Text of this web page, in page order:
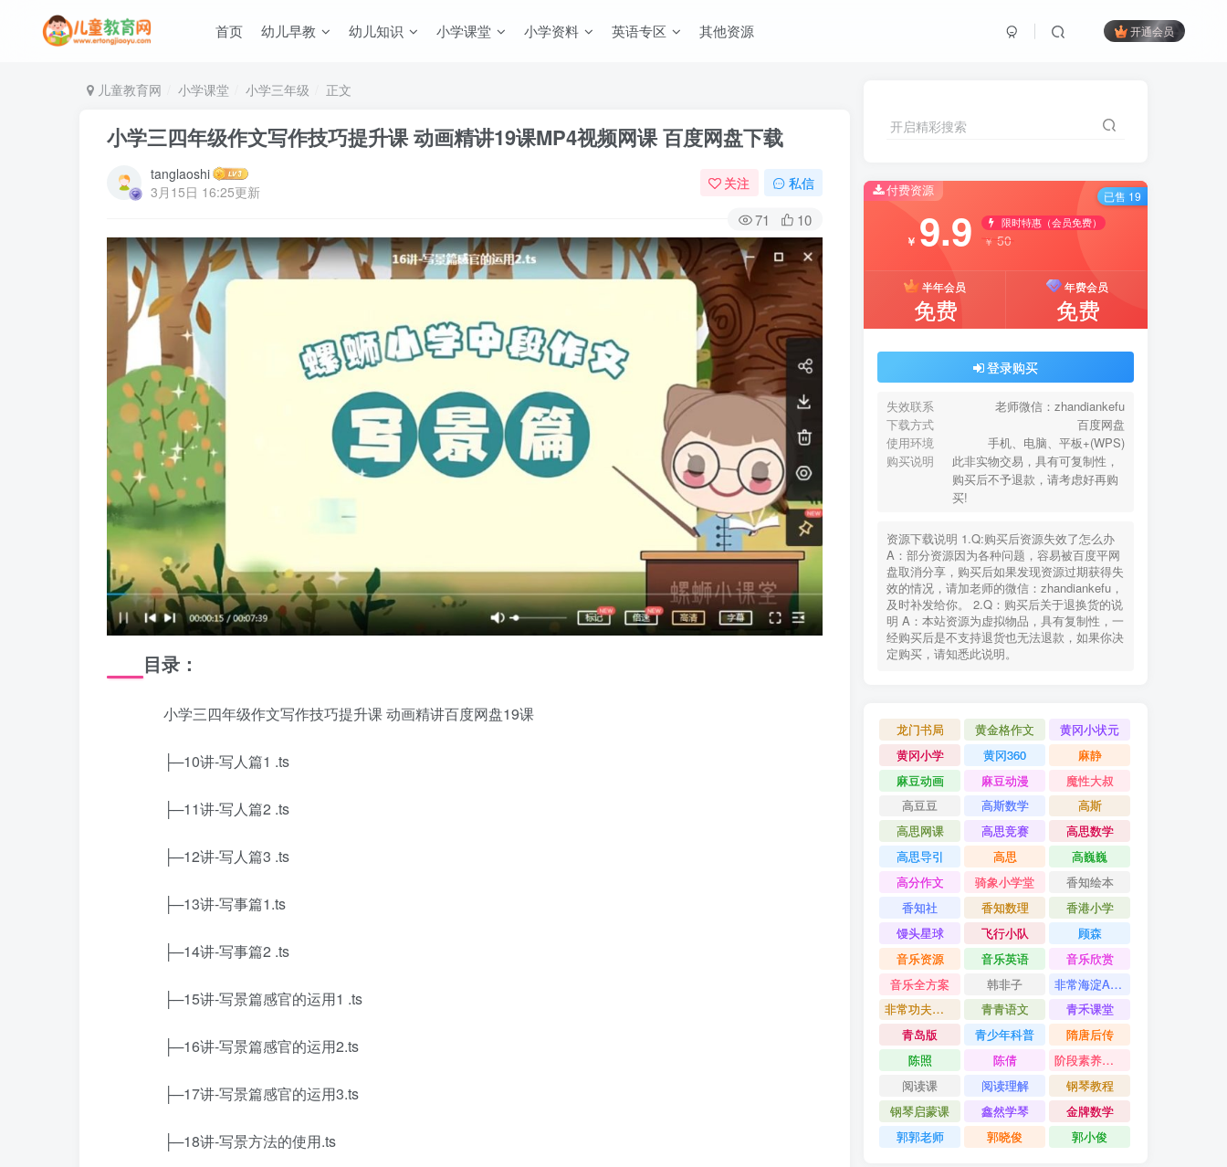
首页 幼儿早教 幼儿知识 小学课堂 小学资料 英语专区 其他资源 开通会员
儿童教育网 小学课堂 小学三年级 正文
小学三四年级作文写作技巧提升课 动画精讲19课MP4视频网课 百度网盘下载
tanglaoshi
3月15日 16:25更新
关注 私信
71 10
目录：
小学三四年级作文写作技巧提升课 动画精讲百度网盘19课
├─10讲-写人篇1 .ts
├─11讲-写人篇2 .ts
├─12讲-写人篇3 .ts
├─13讲-写事篇1.ts
├─14讲-写事篇2 .ts
├─15讲-写景篇感官的运用1 .ts
├─16讲-写景篇感官的运用2.ts
├─17讲-写景篇感官的运用3.ts
├─18讲-写景方法的使用.ts
开启精彩搜索
付费资源
￥ 9.9 限时特惠（会员免费）
￥ 50
半年会员
免费
年费会员
免费
登录购买
失效联系
老师微信：zhandiankefu
下载方式
百度网盘
使用环境
手机、电脑、平板+(WPS)
购买说明
此非实物交易，具有可复制性，
购买后不予退款，请考虑好再购
买!
资源下载说明 1.Q:购买后资源失效了怎么办
A：部分资源因为各种问题，容易被百度平网
盘取消分享，购买后如果发现资源过期获得失
效的情况，请加老师的微信：zhandiankefu，
及时补发给你。 2.Q：购买后关于退换货的说
明 A：本站资源为虚拟物品，具有复制性，一
经购买后是不支持退货也无法退款，如果你决
定购买，请知悉此说明。
已售 19
龙门书局 黄金格作文
黄冈小状元
黄冈小学
黄冈360
麻静
麻豆动画
麻豆动漫
魔性大叔
高豆豆
高斯数学
高斯
高思网课
高思竞赛
高思数学
高思导引
高思
高巍巍
高分作文
骑象小学堂
香知绘本
香知社
香知数理
香港小学
馒头星球
飞行小队
顾森
音乐资源
音乐英语
音乐欣赏
音乐全方案
韩非子
非常海淀AB卷
非常功夫作文
青青语文
青禾课堂
青岛版
青少年科普
隋唐后传
陈照
陈倩
阶段素养评价卷
阅读课
阅读理解
钢琴教程
钢琴启蒙课
鑫然学琴
金牌数学
郭郭老师
郭晓俊 郭小俊